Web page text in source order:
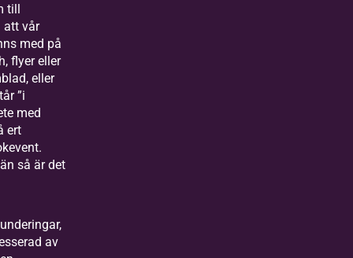
till
att vår
med på
flyer eller
eller
”i
med
ert
så är det
av